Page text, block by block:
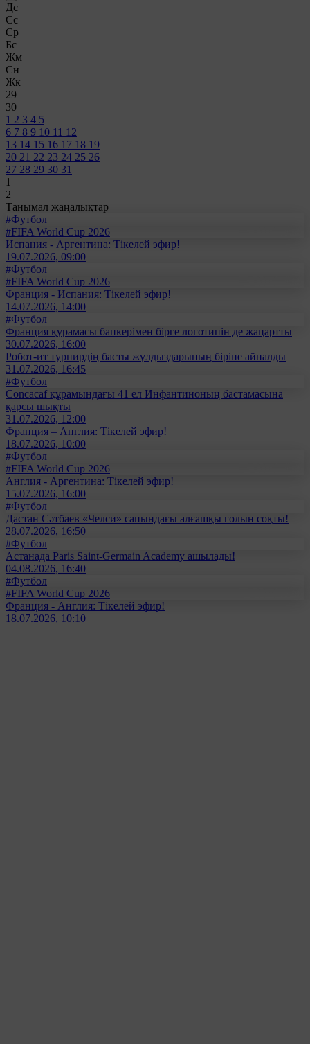
Дс
Сс
Ср
Бс
Жм
Сн
Жк
29
30
1 2 3 4 5
6 7 8 9 10 11 12
13 14 15 16 17 18 19
20 21 22 23 24 25 26
27 28 29 30 31
1
2
Танымал жаңалықтар
#Футбол
#FIFA World Cup 2026
Испания - Аргентина: Тікелей эфир!
19.07.2026, 09:00
#Футбол
#FIFA World Cup 2026
Франция - Испания: Тікелей эфир!
14.07.2026, 14:00
#Футбол
Франция құрамасы бапкерімен бірге логотипін де жаңартты
30.07.2026, 16:00
Робот-ит турнирдің басты жұлдыздарының біріне айналды
31.07.2026, 16:45
#Футбол
Concacaf құрамындағы 41 ел Инфантиноның бастамасына
қарсы шықты
31.07.2026, 12:00
Франция – Англия: Тікелей эфир!
18.07.2026, 10:00
#Футбол
#FIFA World Cup 2026
Англия - Аргентина: Тікелей эфир!
15.07.2026, 16:00
#Футбол
Дастан Сәтбаев «Челси» сапындағы алғашқы голын соқты!
28.07.2026, 16:50
#Футбол
Астанада Paris Saint-Germain Academy ашылады!
04.08.2026, 16:40
#Футбол
#FIFA World Cup 2026
Франция - Англия: Тікелей эфир!
18.07.2026, 10:10